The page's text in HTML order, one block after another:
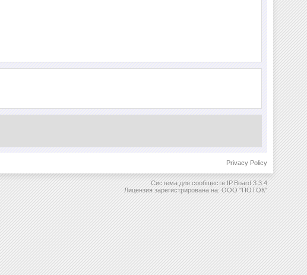
Privacy Policy
Система для сообществ IP.Board 3.3.4
Лицензия зарегистрирована на: ООО "ПОТОК"